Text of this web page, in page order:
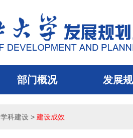
部门概况 发展
科建设 > 建设成效